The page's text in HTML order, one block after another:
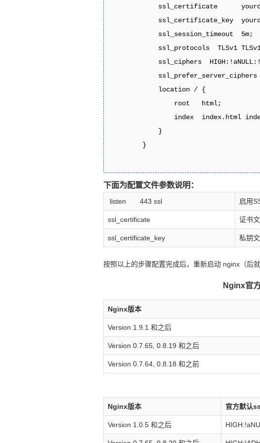
ssl_certificate
ssl_certificate_key
            ssl_session_timeout  5m;
ssl_protocols  TLSv1
ssl_ciphers
            location / {
                root   html;
index  index.html
            }
        }
下面为配置文件参数说明：
listen 443 ssl 启用
ssl_certificate 证书
ssl_certificate_key 私钥
按照以上的步骤配置完成后，重新启动 nginx（后
Nginx官
Nginx版本
Version 1.9.1 和之后
Version 0.7.65, 0.8.19 和之后
Version 0.7.64, 0.8.18 和之前
Nginx版本 官方默认
Version 1.0.5 和之后